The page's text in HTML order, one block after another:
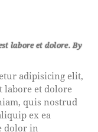
labore et dolore. By
adipisicing elit,
labore et dolore
quis nostrud
ex ea
dolor in